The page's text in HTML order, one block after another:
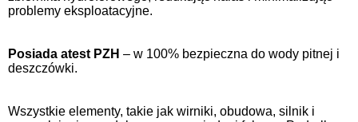
problemy eksploatacyjne.
Posiada atest PZH – w 100% bezpieczna do wody pitnej i
deszczówki.
Wszystkie elementy, takie jak wirniki, obudowa, silnik i